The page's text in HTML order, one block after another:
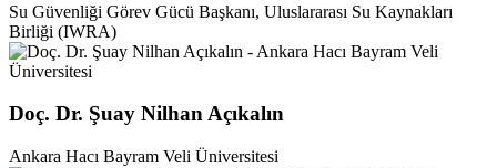
Su Güvenliği Görev Gücü Başkanı, Uluslararası Su Kaynakları
Birliği (IWRA)
Doç. Dr. Şuay Nilhan Açıkalın
Ankara Hacı Bayram Veli Üniversitesi